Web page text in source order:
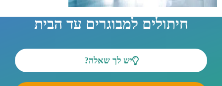
חיתולים למבוגרים עד הבית
יש לך שאלה?